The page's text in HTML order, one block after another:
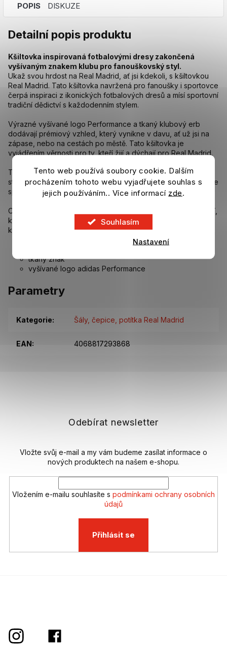
Tento web používá soubory cookie. Dalším
procházením tohoto webu vyjadřujete souhlas s
jejich používáním.. Více informací zde.
Souhlasím
Nastavení
POPIS DISKUZE
Detailní popis produktu
Kšiltovka inspirovaná fotbalovými dresy zakončená
vyšívaným znakem klubu pro fanouškovský styl.
Ukaž svou hrdost na Real Madrid, ať jsi kdekoli, s kšiltovkou
Real Madrid. Tato kšiltovka navržená pro fanoušky i sportovce
čerpá inspiraci z ikonických fotbalových dresů a mísí sportovní
tradiční dědictví s každodenním stylem.
Výrazné vyšívané logo Performance a tkaný klubový erb
dodávají prémiový vzhled, který vynikne v davu, ať už jsi na
zápase, nebo na cestách po městě. Tato kšiltovka je
vyjádřením věrnosti pro ty, kteří žijí a dýchají pro Real Madrid.
Tkanina z odolného kepru nabízí pohodlný pocit, zatímco
strukturovaný design si zachovává klasický tvar, díky čemuž je
spolehlivým doplňkem pro každodenní nošení.
Od hřiště až po ulice, adidas ti přináší fanouškovské vybavení,
které je stylové i praktické zároveň. Tato kšiltovka ukáže,
komu fandíš, a dodá ti sportovní vzhled.
tkaný znak
vyšívané logo adidas Performance
Parametry
Kategorie: Šály, čepice, potítka Real Madrid
EAN: 4068817293868
Odebírat newsletter
Vložte svůj e-mail a my vám budeme zasílat informace o
nových produktech na našem e-shopu.
Vložením e-mailu souhlasíte s podmínkami ochrany osobních
údajů
Přihlásit se